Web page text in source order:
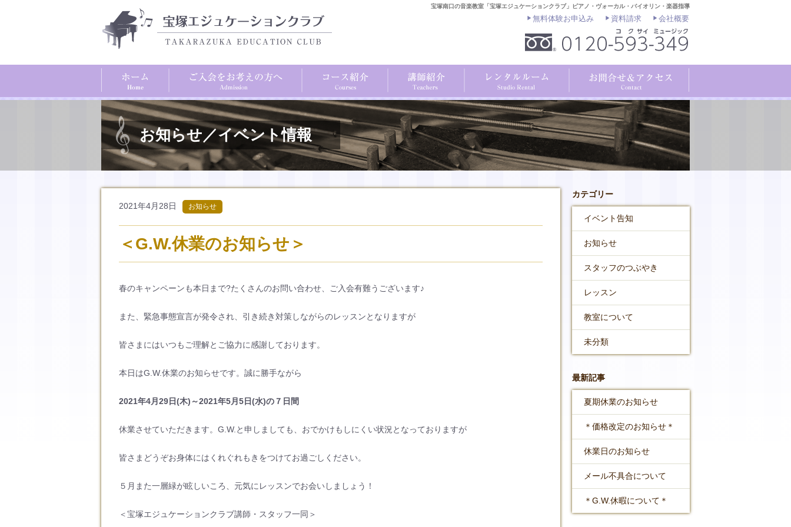
宝塚南口の音楽教室「宝塚エジュケーションクラブ」ピアノ・ヴォーカル・バイオリン・楽器指導
無料体験お申込み 資料請求 会社概要
お知らせ／イベント情報
カテゴリー
イベント告知
お知らせ
スタッフのつぶやき
レッスン
教室について
未分類
最新記事
夏期休業のお知らせ
＊価格改定のお知らせ＊
休業日のお知らせ
メール不具合について
＊G.W.休暇について＊
2021年4月28日 お知らせ
＜G.W.休業のお知らせ＞
春のキャンペーンも本日まで?たくさんのお問い合わせ、ご入会有難うございます♪
また、緊急事態宣言が発令され、引き続き対策しながらのレッスンとなりますが
皆さまにはいつもご理解とご協力に感謝しております。
本日はG.W.休業のお知らせです。誠に勝手ながら
2021年4月29日(木)～2021年5月5日(水)の７日間
休業させていただきます。G.W.と申しましても、おでかけもしにくい状況となっておりますが
皆さまどうぞお身体にはくれぐれもきをつけてお過ごしください。
５月また一層緑が眩しいころ、元気にレッスンでお会いしましょう！
＜宝塚エジュケーションクラブ講師・スタッフ一同＞